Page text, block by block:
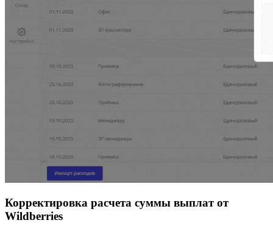
Корректировка расчета суммы выплат от
Wildberries